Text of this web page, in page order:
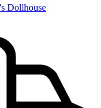
Dollhouse